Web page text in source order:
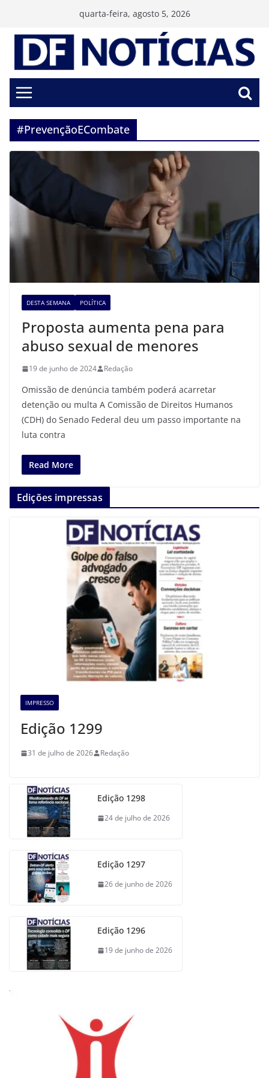
conteúdo
quarta-feira, agosto 5, 2026
#PrevençãoECombate
DESTA SEMANA POLÍTICA
Proposta aumenta pena para
abuso sexual de menores
19 de junho de 2024 Redação
Omissão de denúncia também poderá acarretar
detenção ou multa A Comissão de Direitos Humanos
(CDH) do Senado Federal deu um passo importante na
luta contra
Read More
Edições impressas
IMPRESSO
Edição 1299
31 de julho de 2026 Redação
Edição 1298
24 de julho de 2026
Edição 1297
26 de junho de 2026
Edição 1296
19 de junho de 2026